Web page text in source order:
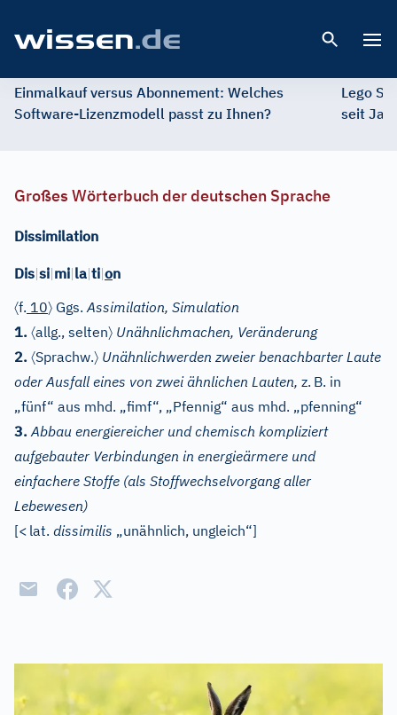
Einmalkauf versus Abonnement: Welches
Software-Lizenzmodell passt zu Ihnen?
Lego
seit
Großes Wörterbuch der deutschen Sprache
Dissimilation
Dis|si|mi|la|ti|on
〈f. 10〉 Ggs.Assimilation, Simulation
1. 〈allg., selten〉 Unähnlichmachen, Veränderung
2. 〈Sprachw.〉 Unähnlichwerden zweier benachbarter Laute
oder Ausfall eines von zwei ähnlichen Lauten, z. B. in
„fünf“ aus mhd. „fimf“, „Pfennig“ aus mhd. „pfenning“
3. Abbau energiereicher und chemisch kompliziert
aufgebauter Verbindungen in energieärmere und
einfachere Stoffe (als Stoffwechselvorgang aller
Lebewesen)
[< lat. dissimilis „unähnlich, ungleich“]